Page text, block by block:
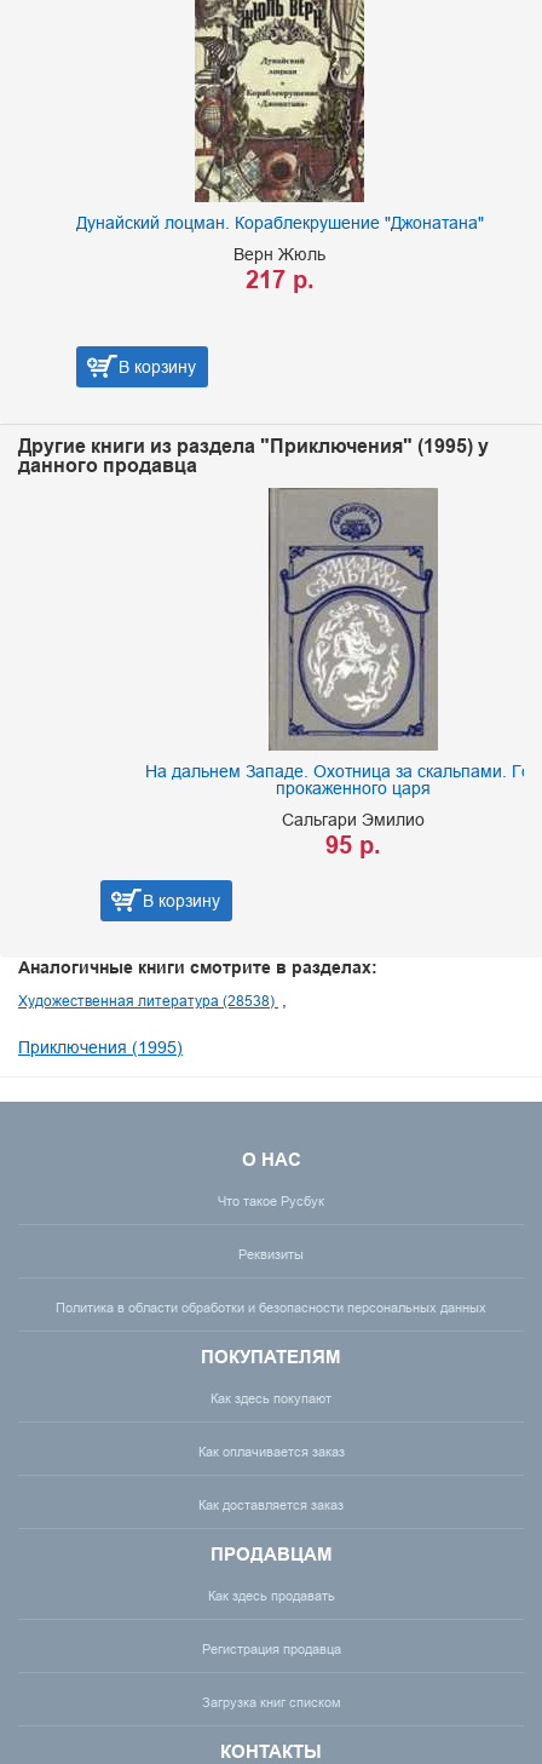
Дунайский лоцман. Кораблекрушение "Джонатана"
Верн Жюль
217 р.
В корзину
Другие книги из раздела "Приключения" (1995) у
данного продавца
На дальнем Западе. Охотница за скальпами. Город
прокаженного царя
Сальгари Эмилио
В корзину
Аналогичные книги смотрите в разделах:
Художественная литература (28538)
Приключения (1995)
О НАС
Что такое Русбук
Реквизиты
Политика в области обработки и безопасности персональных данных
ПОКУПАТЕЛЯМ
Как здесь покупают
Как оплачивается заказ
Как доставляется заказ
ПРОДАВЦАМ
Как здесь продавать
Регистрация продавца
Загрузка книг списком
КОНТАКТЫ